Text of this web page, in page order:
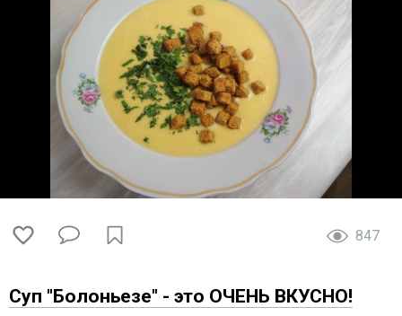
847
Суп "Болоньезе" - это ОЧЕНЬ ВКУСНО!